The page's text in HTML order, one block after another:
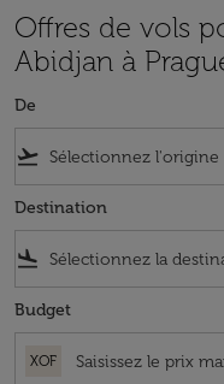
Offres de vols
Abidjan à
De
flight_takeoff
Destination
flight_land
Budget
XOF